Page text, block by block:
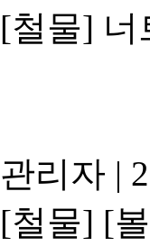
[철물] 너
관리자 |
[철물] [